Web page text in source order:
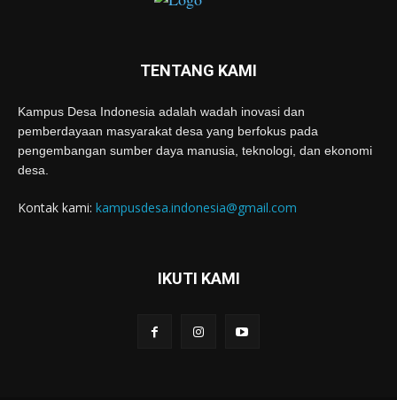
TENTANG KAMI
Kampus Desa Indonesia adalah wadah inovasi dan
pemberdayaan masyarakat desa yang berfokus pada
pengembangan sumber daya manusia, teknologi, dan ekonomi
desa.
Kontak kami: kampusdesa.indonesia@gmail.com
IKUTI KAMI